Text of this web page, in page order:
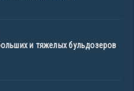
и тяжелых бульдозеров